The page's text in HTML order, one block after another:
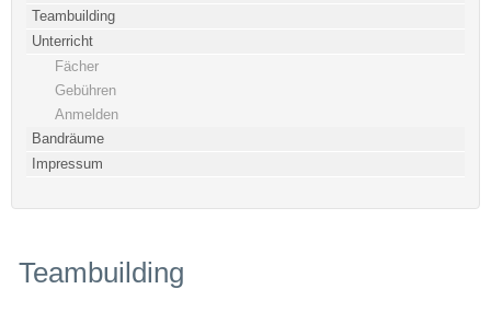
Teambuilding
Unterricht
Fächer
Gebühren
Anmelden
Bandräume
Impressum
Teambuilding